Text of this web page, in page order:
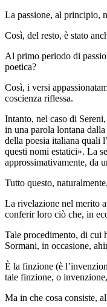
La passione, al principio,
Così, del resto, è stato
Al primo periodo di
poetica?
Così, i versi
coscienza riflessa.
Intanto, nel caso di
in una parola lontana
della poesia italiana quali
questi nomi estatici». La
approssimativamente, da
Tutto questo,
La rivelazione nel merito
conferir loro ciò che, in
Tale procedimento, di cui
Sormani, in occasione,
È la finzione (è
tale finzio­ne, o
Ma in che cosa consiste,